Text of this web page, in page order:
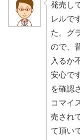
発売し
レルで
た。グ
ので、
入るか
安心で
を確認
コマイ
売され
て頂い